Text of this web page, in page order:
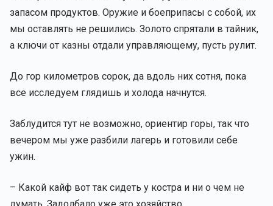
запасом продуктов. Оружие и боеприпасы с собой, их
мы оставлять не решились. Золото спрятали в тайник,
а ключи от казны отдали управляющему, пусть рулит.
До гор километров сорок, да вдоль них сотня, пока
все исследуем глядишь и холода начнутся.
Заблудится тут не возможно, ориентир горы, так что
вечером мы уже разбили лагерь и готовили себе
ужин.
– Какой кайф вот так сидеть у костра и ни о чем не